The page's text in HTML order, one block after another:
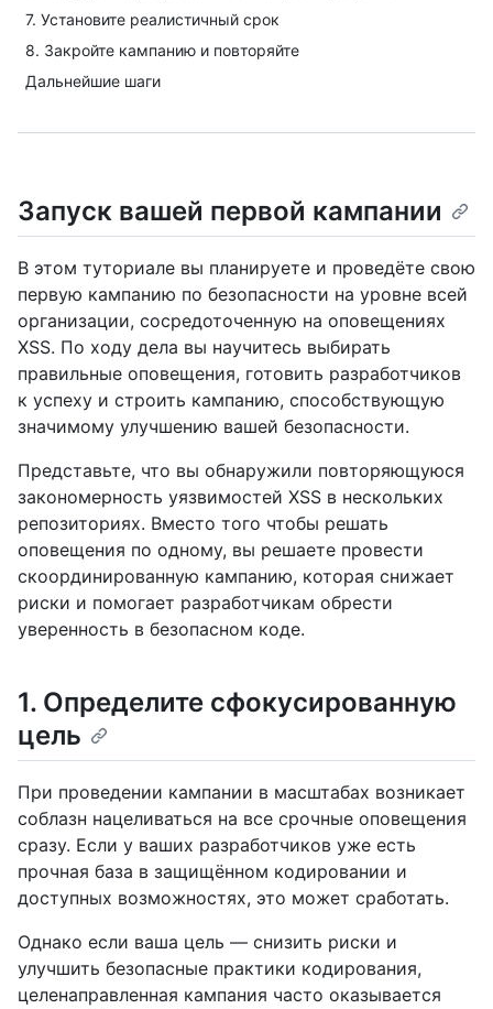
7. Установите реалистичный срок
8. Закройте кампанию и повторяйте
Дальнейшие шаги
Запуск вашей первой кампании
В этом туториале вы планируете и проведёте свою
первую кампанию по безопасности на уровне всей
организации, сосредоточенную на оповещениях
XSS. По ходу дела вы научитесь выбирать
правильные оповещения, готовить разработчиков
к успеху и строить кампанию, способствующую
значимому улучшению вашей безопасности.
Представьте, что вы обнаружили повторяющуюся
закономерность уязвимостей XSS в нескольких
репозиториях. Вместо того чтобы решать
оповещения по одному, вы решаете провести
скоординированную кампанию, которая снижает
риски и помогает разработчикам обрести
уверенность в безопасном коде.
1. Определите сфокусированную
цель
При проведении кампании в масштабах возникает
соблазн нацеливаться на все срочные оповещения
сразу. Если у ваших разработчиков уже есть
прочная база в защищённом кодировании и
доступных возможностях, это может сработать.
Однако если ваша цель — снизить риски и
улучшить безопасные практики кодирования,
целенаправленная кампания часто оказывается